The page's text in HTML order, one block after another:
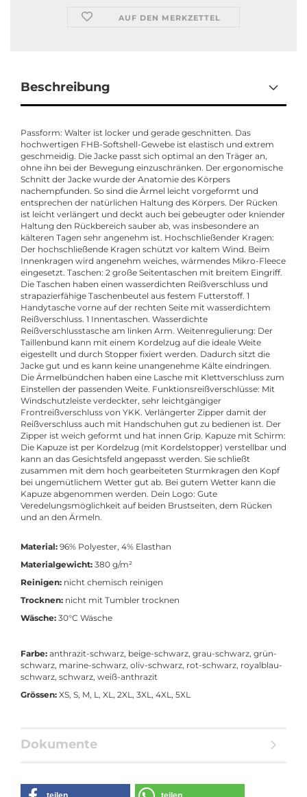
AUF DEN MERKZETTEL
Beschreibung
Passform: Walter ist locker und gerade geschnitten. Das
hochwertigen FHB-Softshell-Gewebe ist elastisch und extrem
geschmeidig. Die Jacke passt sich optimal an den Träger an,
ohne ihn bei der Bewegung einzuschränken. Der ergonomische
Schnitt der Jacke wurde der Anatomie des Körpers
nachempfunden. So sind die Ärmel leicht vorgeformt und
entsprechen der natürlichen Haltung des Körpers. Der Rücken
ist leicht verlängert und deckt auch bei gebeugter oder kniender
Haltung den Rückbereich sauber ab, was insbesondere an
kälteren Tagen sehr angenehm ist. Hochschließender Kragen:
Der hochschließende Kragen schützt vor kaltem Wind. Beim
Innenkragen wird angenehm weiches, wärmendes Mikro-Fleece
eingesetzt. Taschen: 2 große Seitentaschen mit breitem Eingriff.
Die Taschen haben einen wasserdichten Reißverschluss und
strapazierfähige Taschenbeutel aus festem Futterstoff. 1
Handytasche vorne auf der rechten Seite mit wasserdichtem
Reißverschluss. 1 Innentaschen. Wasserdichte
Reißverschlusstasche am linken Arm. Weitenregulierung: Der
Taillenbund kann mit einem Kordelzug auf die ideale Weite
eigestellt und durch Stopper fixiert werden. Dadurch sitzt die
Jacke gut und es kann keine unangenehme Kälte eindringen.
Die Ärmelbündchen haben eine Lasche mit Klettverschluss zum
Einstellen der passenden Weite. Funktionsreißverschlüsse: Mit
Windschutzleiste verdeckter, sehr leichtgängiger
Frontreißverschluss von YKK. Verlängerter Zipper damit der
Reißverschluss auch mit Handschuhen gut zu bedienen ist. Der
Zipper ist weich geformt und hat innen Grip. Kapuze mit Schirm:
Die Kapuze ist per Kordelzug (mit Kordelstopper) verstellbar und
kann an das Gesichtsfeld angepasst werden. Sie schließt
zusammen mit dem hoch gearbeiteten Sturmkragen den Kopf
bei ungemütlichem Wetter gut ab. Bei gutem Wetter kann die
Kapuze abgenommen werden. Dein Logo: Gute
Veredelungsmöglichkeit auf beiden Brustseiten, dem Rücken
und an den Ärmeln.
Material: 96% Polyester, 4% Elasthan
Materialgewicht: 380 g/m²
Reinigen: nicht chemisch reinigen
Trocknen: nicht mit Tumbler trocknen
Wäsche: 30°C Wäsche
Farbe: anthrazit-schwarz, beige-schwarz, grau-schwarz, grün-
schwarz, marine-schwarz, oliv-schwarz, rot-schwarz, royalblau-
schwarz, schwarz, weiß-anthrazit
Grössen: XS, S, M, L, XL, 2XL, 3XL, 4XL, 5XL
Dokumente